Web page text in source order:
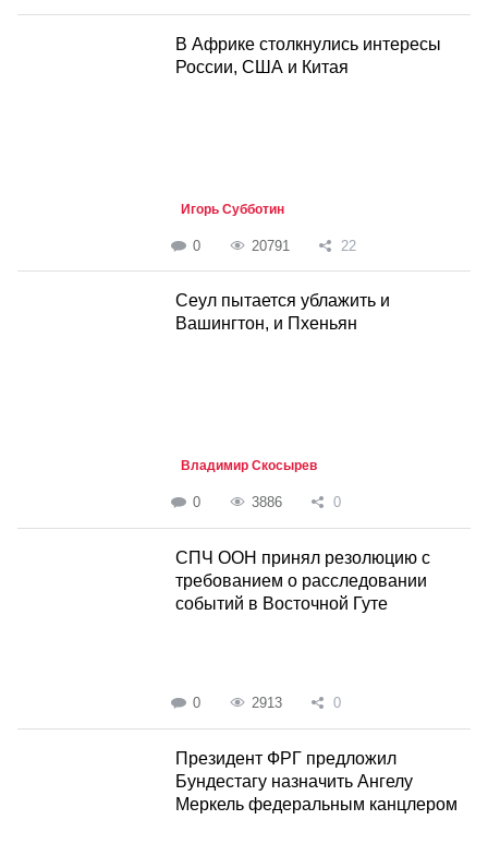
В Африке столкнулись интересы
России, США и Китая
Игорь Субботин
0 20791 22
Cеул пытается ублажить и
Вашингтон, и Пхеньян
Владимир Скосырев
0 3886 0
СПЧ ООН принял резолюцию с
требованием о расследовании
событий в Восточной Гуте
0 2913 0
Президент ФРГ предложил
Бундестагу назначить Ангелу
Меркель федеральным канцлером